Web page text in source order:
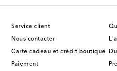
Service client
Nous contacter
Carte cadeau et crédit boutique
Paiement